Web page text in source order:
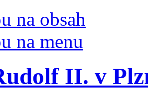
na obsah
na menu
II. v